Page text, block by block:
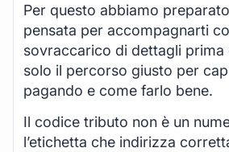
Per questo abbiamo
pensata per accompagnarti
sovraccarico di dettagli prima
solo il percorso giusto per
pagando e come farlo bene.
Il codice tributo non è un
l’etichetta che indirizza